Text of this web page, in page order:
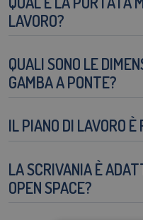
LAVORO?
QUALI SONO LE
GAMBA A PONTE?
IL PIANO DI LAVORO
LA SCRIVANIA È
OPEN SPACE?